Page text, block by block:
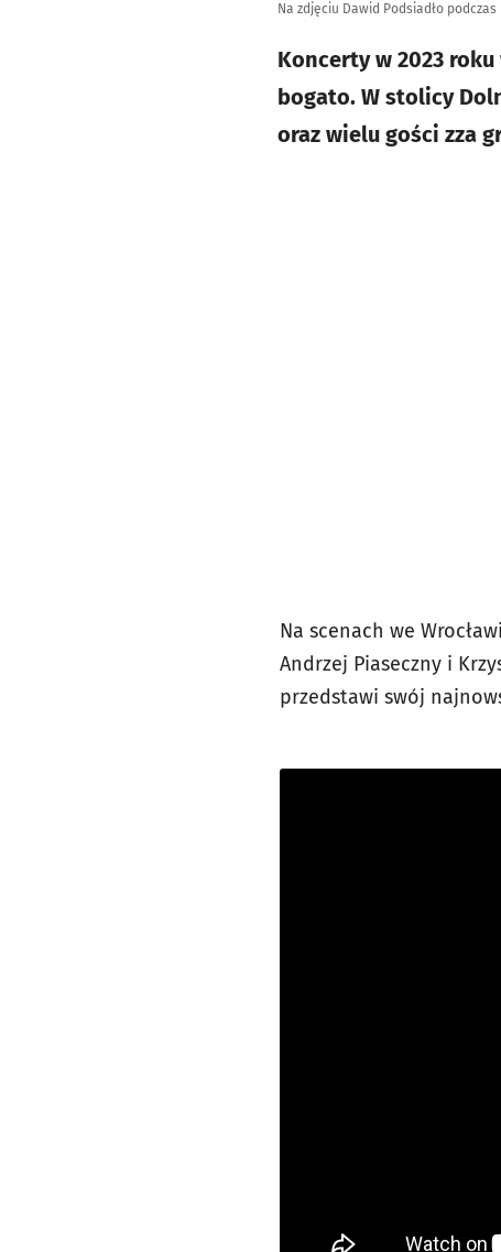
Na zdjęciu Dawid Podsiadło
Koncerty w 2023
bogato. W stolicy
oraz wielu gości zza
Na scenach we
Andrzej Piaseczny i
przedstawi swój